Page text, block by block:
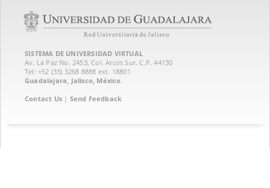
SISTEMA DE UNIVERSIDAD VIRTUAL
Av. La Paz No. 2453, Col. Arcos Sur. C.P. 44130
Tel: +52 (33) 3268 8888‏ ext. 18801
Guadalajara, Jalisco, México.
Contact Us | Send Feedback